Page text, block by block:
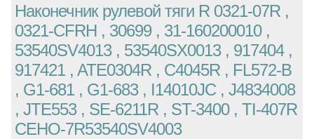
Наконечник рулевой тяги R 0321-07R ,
0321-CFRH , 30699 , 31-160200010 ,
53540SV4013 , 53540SX0013 , 917404 ,
917421 , ATE0304R , C4045R , FL572-B
, G1-681 , G1-683 , I14010JC , J4834008
, JTE553 , SE-6211R , ST-3400 , TI-407R
CEHO-7R53540SV4003